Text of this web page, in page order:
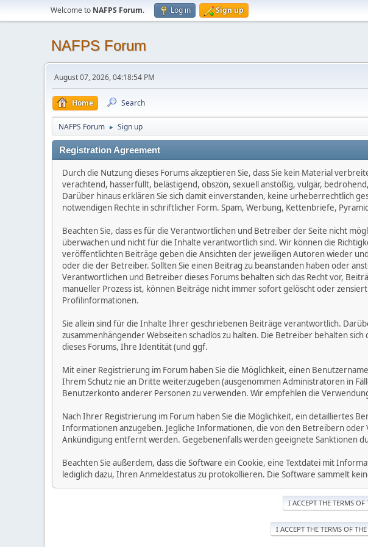
Welcome to NAFPS Forum. Log in Sign up
NAFPS Forum
August 07, 2026, 04:18:54 PM
Home Search
NAFPS Forum ► Sign up
Registration Agreement
Durch die Nutzung dieses Forums akzeptieren Sie, dass Sie kein Material
verachtend, hasserfüllt, belästigend, obszön, sexuell anstößig, vulgär,
Darüber hinaus erklären Sie sich damit einverstanden, keine urheberrechtlich
notwendigen Rechte in schriftlicher Form. Spam, Werbung, Kettenbriefe,
Beachten Sie, dass es für die Verantwortlichen und Betreiber der Seite nicht
überwachen und nicht für die Inhalte verantwortlich sind. Wir können die
veröffentlichten Beiträge geben die Ansichten der jeweiligen Autoren wieder
oder die der Betreiber. Sollten Sie einen Beitrag zu beanstanden haben oder
Verantwortlichen und Betreiber dieses Forums behalten sich das Recht vor,
manueller Prozess ist, können Beiträge nicht immer sofort gelöscht oder
Profilinformationen.
Sie allein sind für die Inhalte Ihrer geschriebenen Beiträge verantwortlich.
zusammenhängender Webseiten schadlos zu halten. Die Betreiber behalten
dieses Forums, Ihre Identität (und ggf.
Mit einer Registrierung im Forum haben Sie die Möglichkeit, einen
Ihrem Schutz nie an Dritte weiterzugeben (ausgenommen Administratoren in
Benutzerkonto anderer Personen zu verwenden. Wir empfehlen die
Nach Ihrer Registrierung im Forum haben Sie die Möglichkeit, ein detailliertes
Informationen anzugeben. Jegliche Informationen, die von den Betreibern
Ankündigung entfernt werden. Gegebenenfalls werden geeignete Sanktionen
Beachten Sie außerdem, dass die Software ein Cookie, eine Textdatei mit
lediglich dazu, Ihren Anmeldestatus zu protokollieren. Die Software sammelt